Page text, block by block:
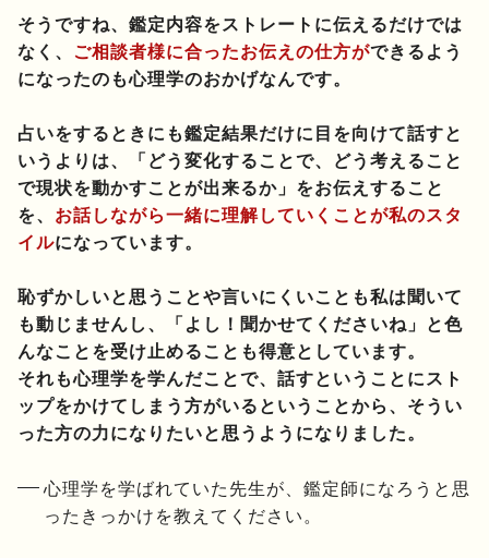
そうですね、鑑定内容をストレートに伝えるだけでは
なく、 ご相談者様に合ったお伝えの仕方ができるよう
になったのも心理学のおかげなんです。
占いをするときにも鑑定結果だけに目を向けて話すと
いうよりは、「どう変化することで、どう考えること
で現状を動かすことが出来るか」をお伝えすること
を、 お話しながら一緒に理解していくことが私のスタ
イルになっています。
恥ずかしいと思うことや言いにくいことも私は聞いて
も動じませんし、「よし！聞かせてくださいね」と色
んなことを受け止めることも得意としています。
それも心理学を学んだことで、話すということにスト
ップをかけてしまう方がいるということから、そうい
った方の力になりたいと思うようになりました。
心理学を学ばれていた先生が、鑑定師になろうと思
ったきっかけを教えてください。